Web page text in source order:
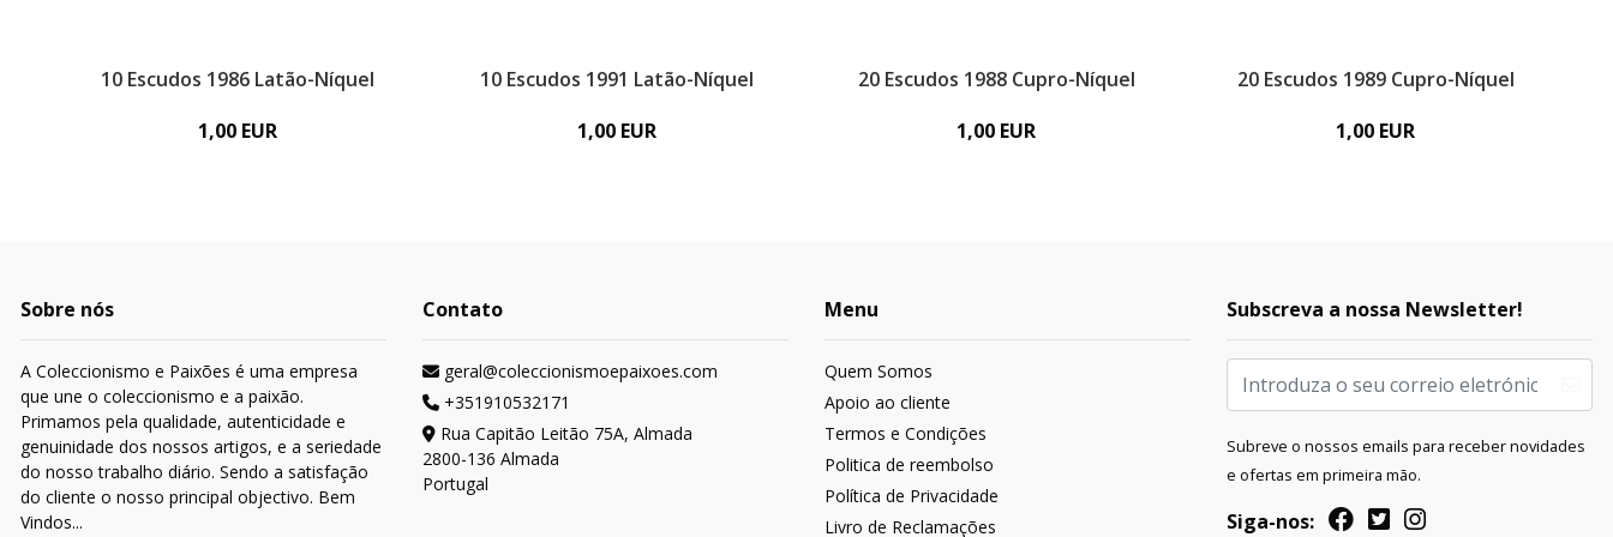
10 Escudos 1986 Latão-Níquel
1,00 EUR
10 Escudos 1991 Latão-Níquel
1,00 EUR
20 Escudos 1988 Cupro-Níquel
1,00 EUR
20 Escudos 1989 Cupro-Níquel
1,00 EUR
Sobre nós
A Coleccionismo e Paixões é uma empresa
que une o coleccionismo e a paixão.
Primamos pela qualidade, autenticidade e
genuinidade dos nossos artigos, e a seriedade
do nosso trabalho diário. Sendo a satisfação
do cliente o nosso principal objectivo. Bem
Vindos...
Contato
geral@coleccionismoepaixoes.com
+351910532171
Rua Capitão Leitão 75A, Almada
2800-136 Almada
Portugal
Menu
Quem Somos
Apoio ao cliente
Termos e Condições
Politica de reembolso
Política de Privacidade
Livro de Reclamações
Subscreva a nossa Newsletter!
Subreve o nossos emails para receber novidades
e ofertas em primeira mão.
Siga-nos: